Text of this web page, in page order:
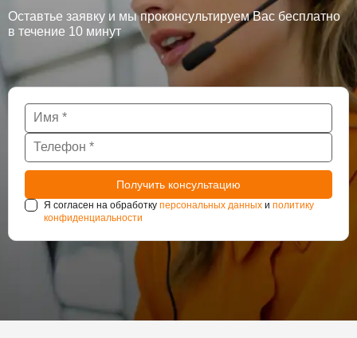
Оставтье заявку и мы проконсультируем Вас бесплатно
в течение 10 минут
Я согласен на обработку персональных данных и политику
конфиденциальности